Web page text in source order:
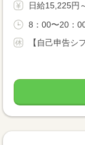
日給15,225円
8：00〜20：
【自己申告シ